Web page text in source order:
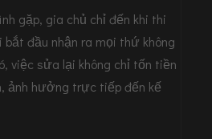
gặp, gia chủ chỉ đến khi thi
đầu nhận ra mọi thứ không
việc sửa lại không chỉ tốn tiền
ảnh hưởng trực tiếp đến kế